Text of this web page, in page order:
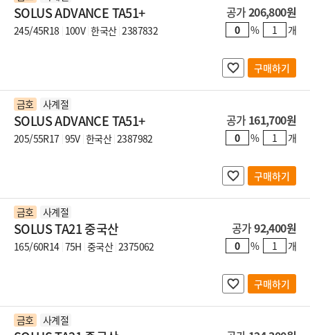
SOLUS ADVANCE TA51+
245/45R18 100V 한국산 2387832
공가206,800원
% 개
구매하기
금호 사계절
SOLUS ADVANCE TA51+
205/55R17 95V 한국산 2387982
공가161,700원
% 개
구매하기
금호 사계절
SOLUS TA21 중국산
165/60R14 75H 중국산 2375062
공가92,400원
% 개
구매하기
금호 사계절